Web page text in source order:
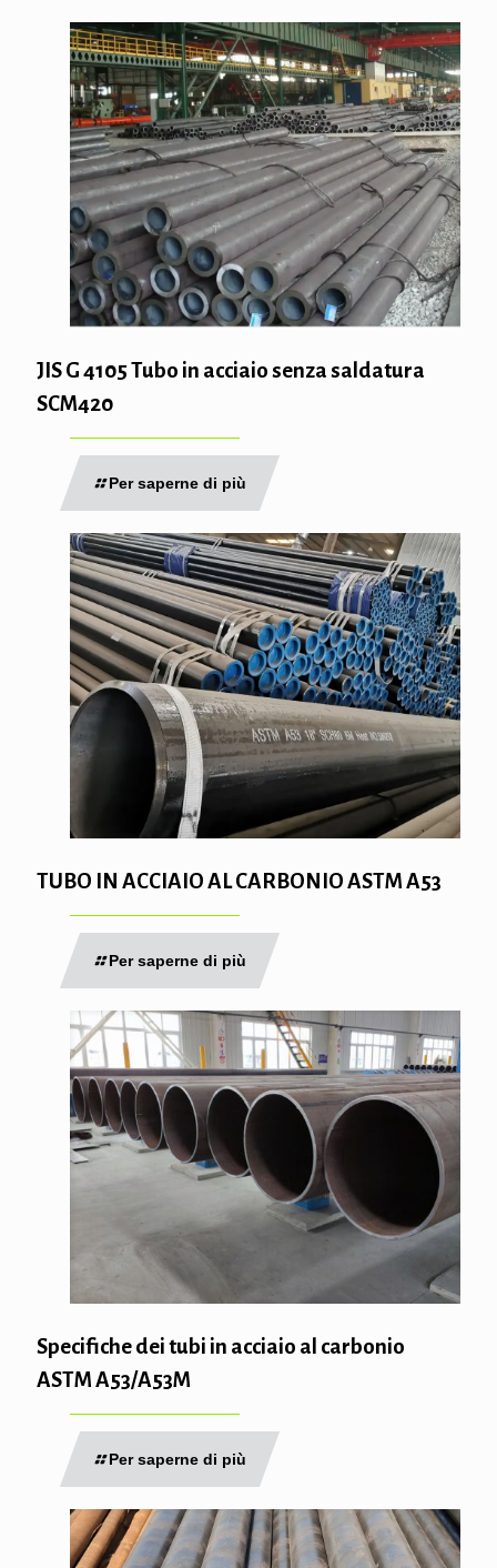
JIS G 4105 Tubo in acciaio senza saldatura
SCM420
Per saperne di più
TUBO IN ACCIAIO AL CARBONIO ASTM A53
Per saperne di più
Specifiche dei tubi in acciaio al carbonio
ASTM A53/A53M
Per saperne di più